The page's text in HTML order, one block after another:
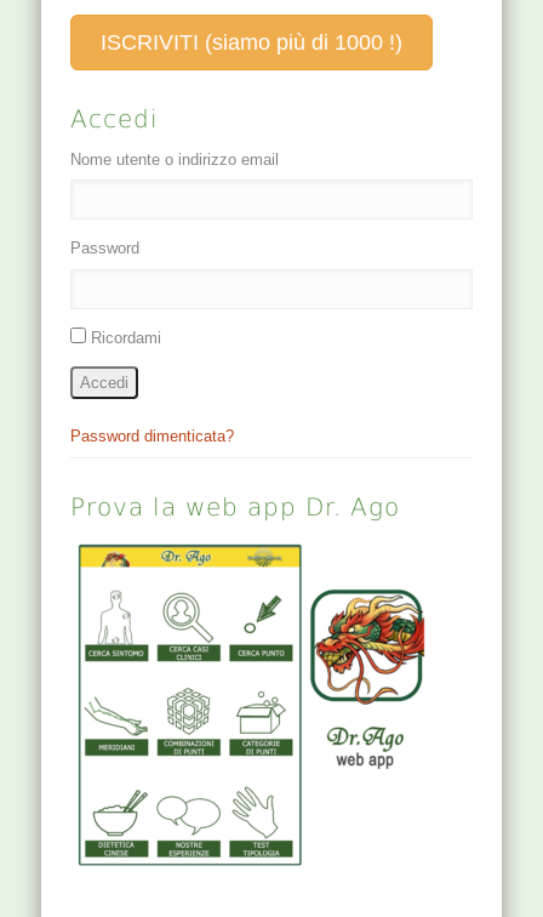
palazzo
imperiale). Se,
però, al termine
radicale…
ISCRIVITI (siamo più di 1000 !)
Accedi
Nome utente o indirizzo email
Password
Ricordami
Accedi
Password dimenticata?
Prova la web app Dr. Ago